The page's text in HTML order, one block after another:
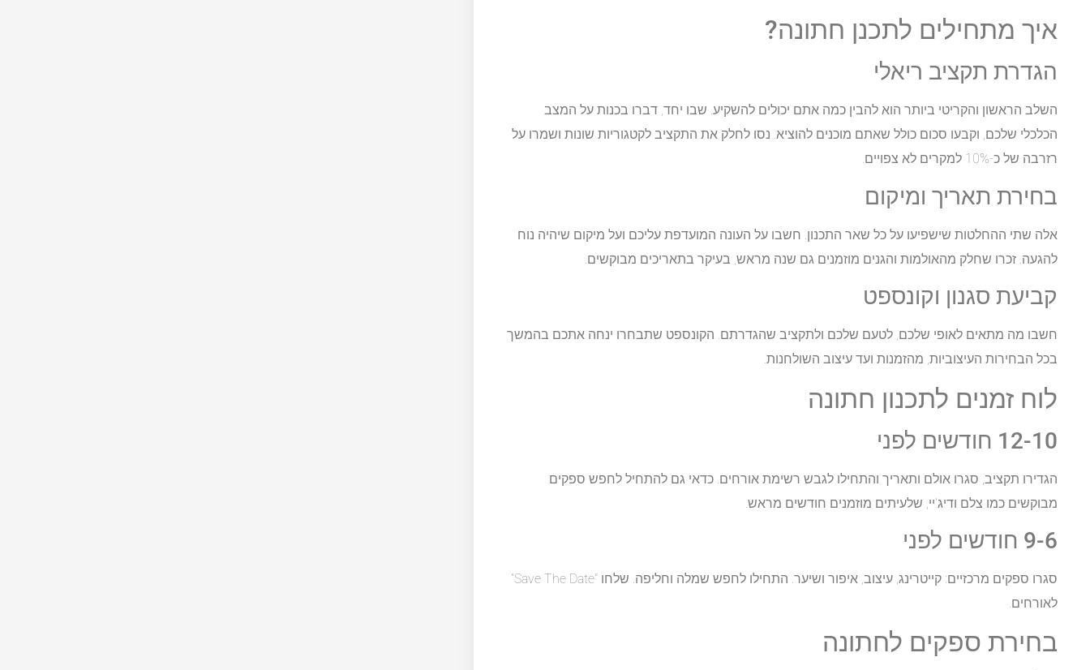
איך מתחילים לתכנן חתונה?
הגדרת תקציב ריאלי
השלב הראשון והקריטי ביותר הוא להבין כמה אתם יכולים להשקיע. שבו יחד, דברו בכנות על המצב
הכלכלי שלכם, וקבעו סכום כולל שאתם מוכנים להוציא. נסו לחלק את התקציב לקטגוריות שונות ושמרו על
רזרבה של כ-10% למקרים לא צפויים.
בחירת תאריך ומיקום
אלה שתי ההחלטות שישפיעו על כל שאר התכנון. חשבו על העונה המועדפת עליכם ועל מיקום שיהיה נוח
להגעה. זכרו שחלק מהאולמות והגנים מוזמנים גם שנה מראש, בעיקר בתאריכים מבוקשים.
קביעת סגנון וקונספט
חשבו מה מתאים לאופי שלכם, לטעם שלכם ולתקציב שהגדרתם. הקונספט שתבחרו ינחה אתכם בהמשך
בכל הבחירות העיצוביות, מהזמנות ועד עיצוב השולחנות.
לוח זמנים לתכנון חתונה
12-10 חודשים לפני
הגדירו תקציב, סגרו אולם ותאריך והתחילו לגבש רשימת אורחים. כדאי גם להתחיל לחפש ספקים
מבוקשים כמו צלם ודיג'יי, שלעיתים מוזמנים חודשים מראש.
9-6 חודשים לפני
סגרו ספקים מרכזיים: קייטרינג, עיצוב, איפור ושיער. התחילו לחפש שמלה וחליפה. שלחו "Save The Date"
לאורחים.
בחירת ספקים לחתונה